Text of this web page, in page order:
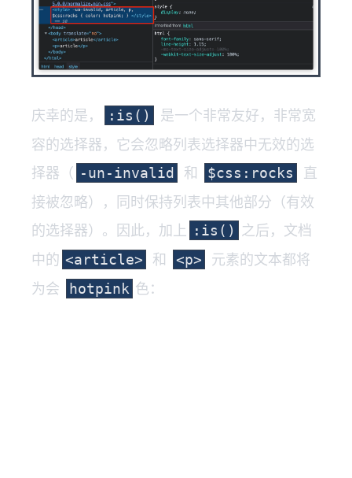
庆幸的是， :is()
是一个非常友好，非常宽
容的选择器，它会忽略列表选择器中无效的选
择器（ -un-invalid 和 $css:rocks
直
接被忽略），同时保持列表中其他部分（有效
的选择器）。因此，加上
:is() 之后，文档
中的 <article> 和 <p>
元素的文本都将
为会
hotpink 色：